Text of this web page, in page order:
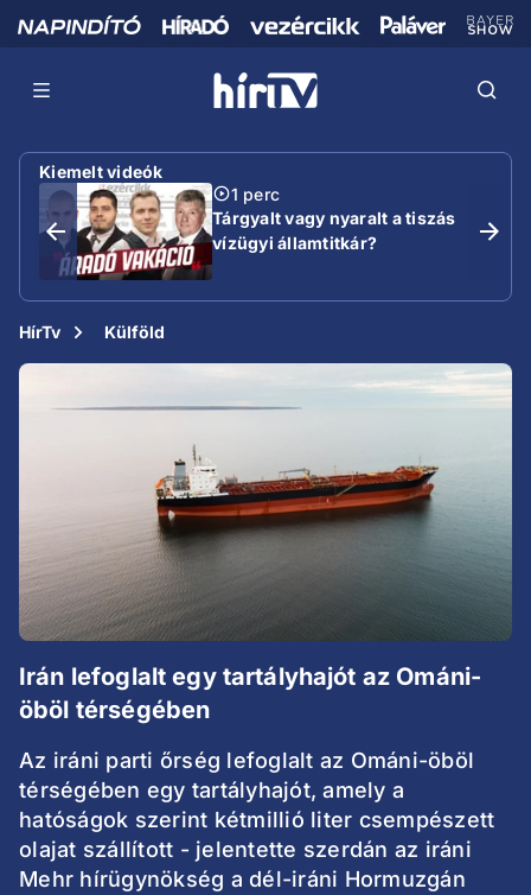
Kiemelt videók
1 perc
Tárgyalt vagy nyaralt a tiszás
vízügyi államtitkár?
HírTv Külföld
Irán lefoglalt egy tartályhajót az Ománi-
öböl térségében
Az iráni parti őrség lefoglalt az Ománi-öböl
térségében egy tartályhajót, amely a
hatóságok szerint kétmillió liter csempészett
olajat szállított - jelentette szerdán az iráni
Mehr hírügynökség a dél-iráni Hormuzgán